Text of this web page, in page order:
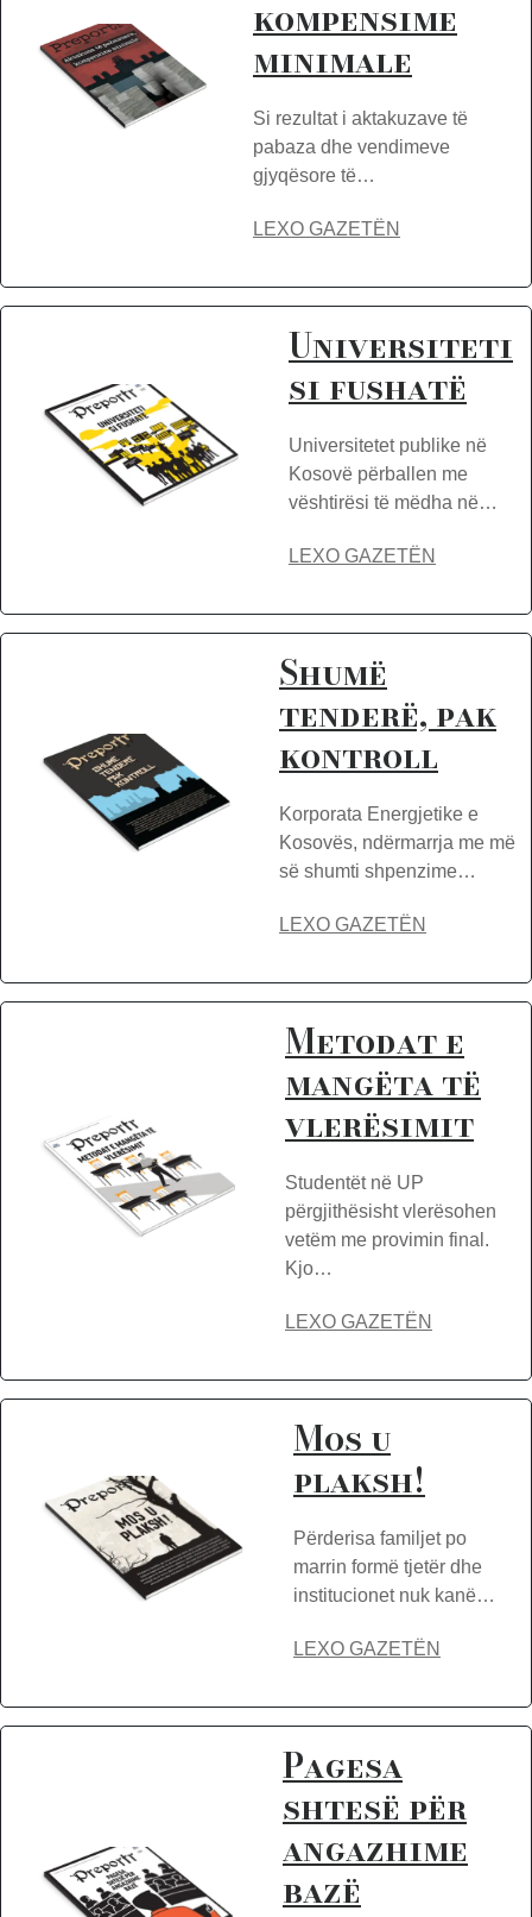
kompensime
minimale
Si rezultat i aktakuzave të
pabaza dhe vendimeve
gjyqësore të…
LEXO GAZETËN
Universiteti
si fushatë
Universitetet publike në
Kosovë përballen me
vështirësi të mëdha në…
LEXO GAZETËN
Shumë
tenderë, pak
kontroll
Korporata Energjetike e
Kosovës, ndërmarrja me më
së shumti shpenzime…
LEXO GAZETËN
Metodat e
mangëta të
vlerësimit
Studentët në UP
përgjithësisht vlerësohen
vetëm me provimin final.
Kjo…
LEXO GAZETËN
Mos u
plaksh!
Përderisa familjet po
marrin formë tjetër dhe
institucionet nuk kanë…
LEXO GAZETËN
Pagesa
shtesë për
angazhime
bazë